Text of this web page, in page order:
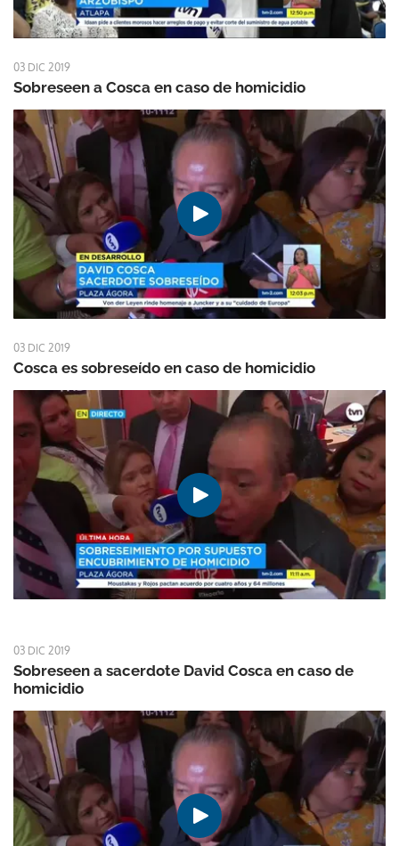
03 DIC 2019
Sobreseen a Cosca en caso de homicidio
03 DIC 2019
Cosca es sobreseído en caso de homicidio
03 DIC 2019
Sobreseen a sacerdote David Cosca en caso de
homicidio